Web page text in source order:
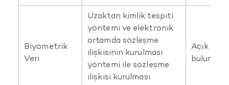
Biyometrik
Veri
Uzaktan kimlik tespiti
yöntemi ve elektronik
ortamda sözleşme
ilişkisinin kurulması
yöntemi ile sözleşme
ilişkisi kurulması
Açık